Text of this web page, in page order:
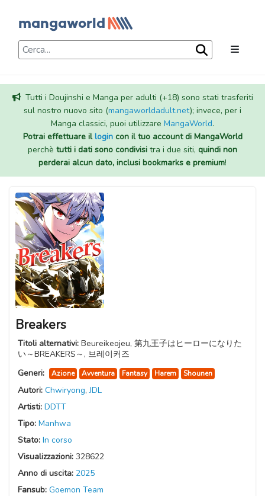
Tutti i Doujinshi e Manga per adulti (+18) sono stati trasferiti
sul nostro nuovo sito (mangaworldadult.net); invece, per i
Manga classici, puoi utilizzare MangaWorld.
Potrai effettuare illogincon il tuo account di MangaWorld
perchè tutti i dati sono condivisi tra i due siti, quindi non
perderai alcun dato, inclusi bookmarks e premium!
Breakers
Titoli alternativi: Beureikeojeu, 第九王子はヒーローになりた
い～BREAKERS～, 브레이커즈
Generi:
Azione Avventura Fantasy Harem Shounen
Autori: Chwiryong,JDL
Artisti: DDTT
Tipo: Manhwa
Stato: In corso
Visualizzazioni: 328622
Anno di uscita: 2025
Fansub: Goemon Team